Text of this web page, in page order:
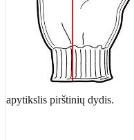
apytikslis pirštinių dydis.